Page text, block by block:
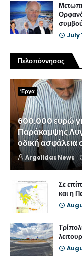
July
Πελοπόννησος
Έργα
600.000 ευρώ
Παράκαμψης
οδική ασφάλεια
Argolidas News
Σε
και η